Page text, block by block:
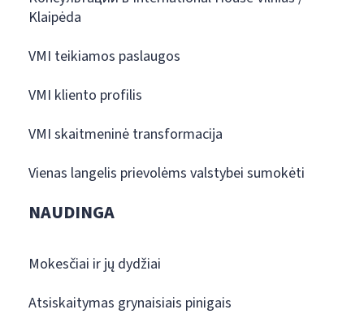
Klaipėda
VMI teikiamos paslaugos
VMI kliento profilis
VMI skaitmeninė transformacija
Vienas langelis prievolėms valstybei sumokėti
NAUDINGA
Mokesčiai ir jų dydžiai
Atsiskaitymas grynaisiais pinigais